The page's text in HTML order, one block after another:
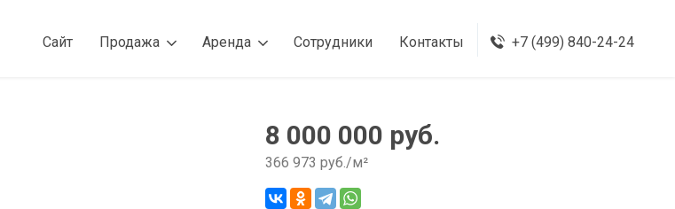
Сайт Продажа Аренда Сотрудники Контакты +7 (499) 840-24-24
8 000 000 руб.
366 973 руб./м²